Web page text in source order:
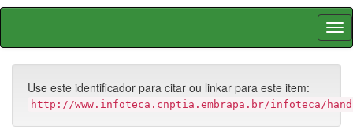
Skip
Use este identificador para citar ou linkar para este item:
http://www.infoteca.cnptia.embrapa.br/infoteca/